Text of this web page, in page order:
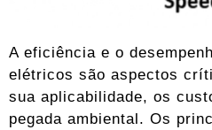
A eficiência e o
elétricos são aspectos
sua aplicabilidade, os
pegada ambiental. Os